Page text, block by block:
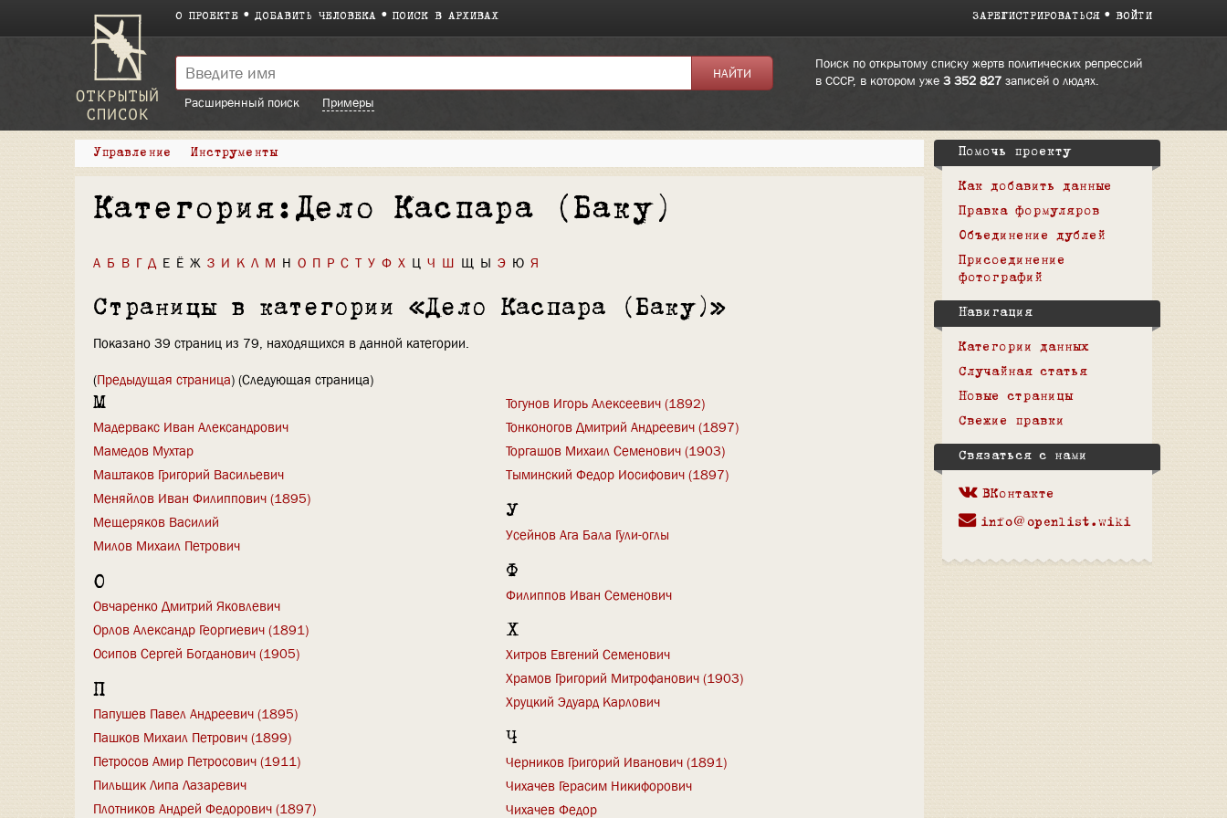
О ПРОЕКТЕ ДОБАВИТЬ ЧЕЛОВЕКА ПОИСК В АРХИВАХ ЗАРЕГИСТРИРОВАТЬСЯ ВОЙТИ
Поиск по открытому списку жертв политических репрессий
в СССР, в котором уже 3 352 827записей о людях.
Расширенный поиск
Примеры
Управление Инструменты
Категория:Дело Каспара (Баку)
А Б В Г Д Е Ё Ж З И К Л М Н О П Р С Т У Ф Х Ц Ч Ш Щ Ы Э Ю Я
Страницы в категории «Дело Каспара (Баку)»
Показано 39 страниц из 79, находящихся в данной категории.
(Предыдущая страница) (Следующая страница)
М
Мадервакс Иван Александрович
Мамедов Мухтар
Маштаков Григорий Васильевич
Меняйлов Иван Филиппович (1895)
Мещеряков Василий
Милов Михаил Петрович
О
Овчаренко Дмитрий Яковлевич
Орлов Александр Георгиевич (1891)
Осипов Сергей Богданович (1905)
П
Папушев Павел Андреевич (1895)
Пашков Михаил Петрович (1899)
Петросов Амир Петросович (1911)
Пильщик Липа Лазаревич
Плотников Андрей Федорович (1897)
Тогунов Игорь Алексеевич (1892)
Тонконогов Дмитрий Андреевич (1897)
Торгашов Михаил Семенович (1903)
Тыминский Федор Иосифович (1897)
У
Усейнов Ага Бала Гули-оглы
Ф
Филиппов Иван Семенович
Х
Хитров Евгений Семенович
Храмов Григорий Митрофанович (1903)
Хруцкий Эдуард Карлович
Ч
Черников Григорий Иванович (1891)
Чихачев Герасим Никифорович
Чихачев Федор
Помочь проекту
Как добавить данные
Правка формуляров
Объединение дублей
Присоединение
фотографий
Навигация
Категории данных
Случайная статья
Новые страницы
Свежие правки
Связаться с нами
ВКонтакте
info@openlist.wiki